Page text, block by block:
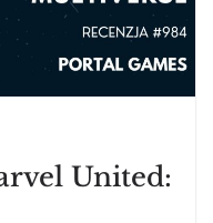
United: